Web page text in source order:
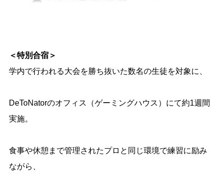
＜特別合宿＞
学内で行われる大会を勝ち抜いた数名の生徒を対象に、
DeToNatorのオフィス（ゲーミングハウス）にて約1週間
実施。
食事や休憩まで管理されたプロと同じ環境で練習に励み
ながら、